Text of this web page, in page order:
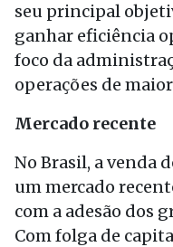
seu principal
ganhar eficiência
foco da
operações de
Mercado recente
No Brasil, a venda
um mercado
com a adesão dos
Com folga de